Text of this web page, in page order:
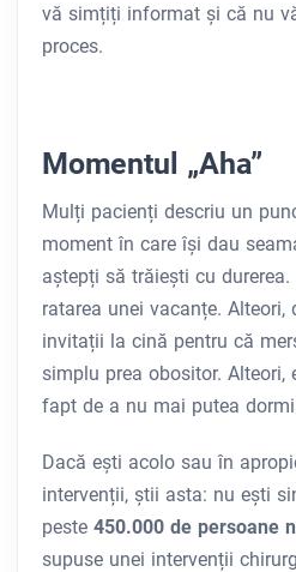
vă simțiți informat și că nu
proces.
Momentul „Aha”
Mulți pacienți descriu un
moment în care își dau
aștepți să trăiești cu durerea.
ratarea unei vacanțe. Alteori,
invitații la cină pentru că
simplu prea obositor. Alteori,
fapt de a nu mai putea
Dacă ești acolo sau în
intervenții, știi asta: nu ești
peste 450.000 de persoane
supuse unei intervenții